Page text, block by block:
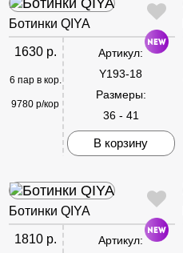
Ботинки QIYA
1630 р.
6 пар в кор.
9780 р/кор
Артикул:
Y193-18
Размеры:
36 - 41
В корзину
Ботинки QIYA
1810 р.
Артикул: